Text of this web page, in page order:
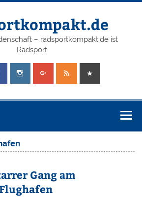
– radsportkompakt.de ist
Radsport
Gang am